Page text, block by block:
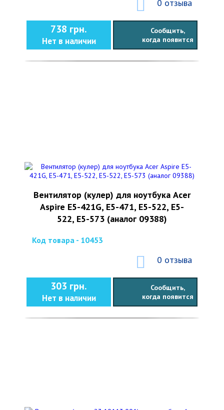
0 отзыва
738 грн.
Нет в наличии
Сообщить,
когда появится
Вентилятор (кулер) для ноутбука Acer
Aspire E5-421G, E5-471, E5-522, E5-
522, E5-573 (аналог 09388)
Код товара - 10453
0 отзыва
303 грн.
Нет в наличии
Сообщить,
когда появится